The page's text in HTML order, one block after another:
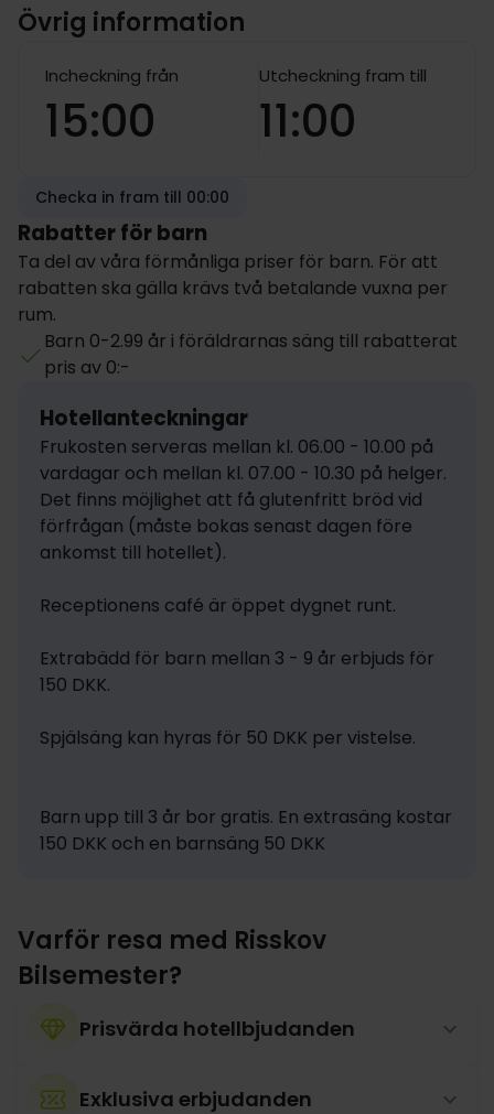
Övrig information
Incheckning från
15:00
Utcheckning fram till
11:00
Checka in fram till 00:00
Rabatter för barn
Ta del av våra förmånliga priser för barn. För att
rabatten ska gälla krävs två betalande vuxna per
rum.
Barn 0-2.99 år i föräldrarnas säng till rabatterat
pris av 0:-
Hotellanteckningar
Frukosten serveras mellan kl. 06.00 - 10.00 på
vardagar och mellan kl. 07.00 - 10.30 på helger.
Det finns möjlighet att få glutenfritt bröd vid
förfrågan (måste bokas senast dagen före
ankomst till hotellet).
Receptionens café är öppet dygnet runt.
Extrabädd för barn mellan 3 - 9 år erbjuds för
150 DKK.
Spjälsäng kan hyras för 50 DKK per vistelse.
Barn upp till 3 år bor gratis. En extrasäng kostar
150 DKK och en barnsäng 50 DKK
Varför resa med Risskov
Bilsemester?
Prisvärda hotellbjudanden
Exklusiva erbjudanden